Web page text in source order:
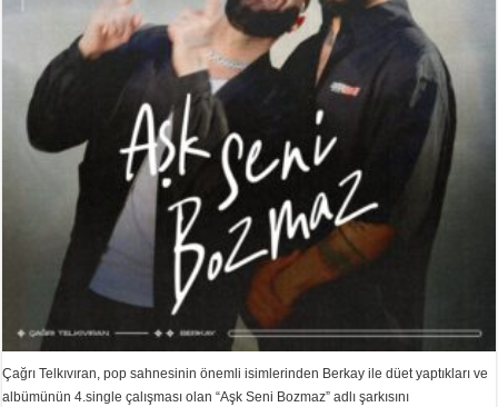
Çağrı Telkıvıran, pop sahnesinin önemli isimlerinden Berkay ile düet yaptıkları ve
albümünün 4.single çalışması olan “Aşk Seni Bozmaz” adlı şarkısını